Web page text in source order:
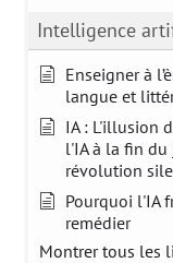
Intelligence
Enseigner à
langue et
IA : L'illusion
l'IA à la fin du
révolution
Pourquoi l'IA
remédier
Montrer tous les